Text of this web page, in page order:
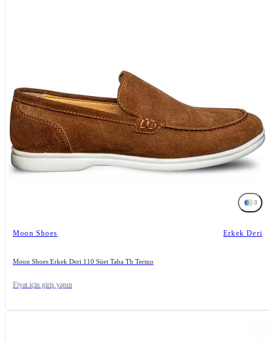
3
Moon Shoes Erkek Deri
Moon Shoes Erkek Deri 110 Süet Taba Tb Termo
Fiyat için giriş yapın